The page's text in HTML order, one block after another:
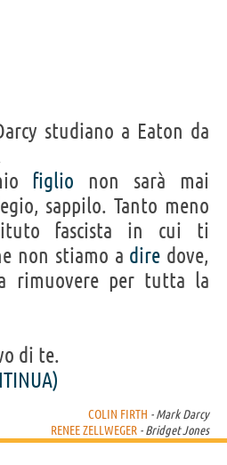
studiano a Eaton da
figlio non sarà mai
sappilo. Tanto meno
fascista in cui ti
non stiamo a dire dove,
rimuovere per tutta la
di te.
COLIN FIRTH - Mark Darcy
RENEE ZELLWEGER - Bridget Jones